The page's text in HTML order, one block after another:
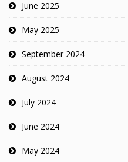
June 2025
May 2025
September 2024
August 2024
July 2024
June 2024
May 2024